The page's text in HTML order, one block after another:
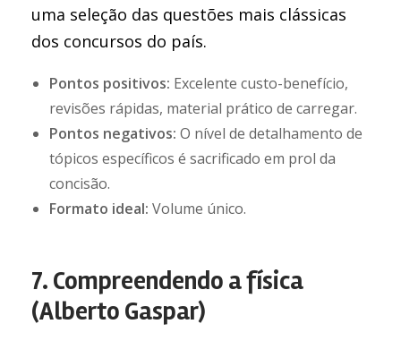
uma seleção das questões mais clássicas
dos concursos do país.
Pontos positivos: Excelente custo-benefício,
revisões rápidas, material prático de carregar.
Pontos negativos: O nível de detalhamento de
tópicos específicos é sacrificado em prol da
concisão.
Formato ideal: Volume único.
7. Compreendendo a física
(Alberto Gaspar)